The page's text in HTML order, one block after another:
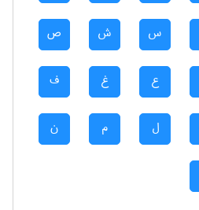
س ش ص
ع غ ف
ل م ن